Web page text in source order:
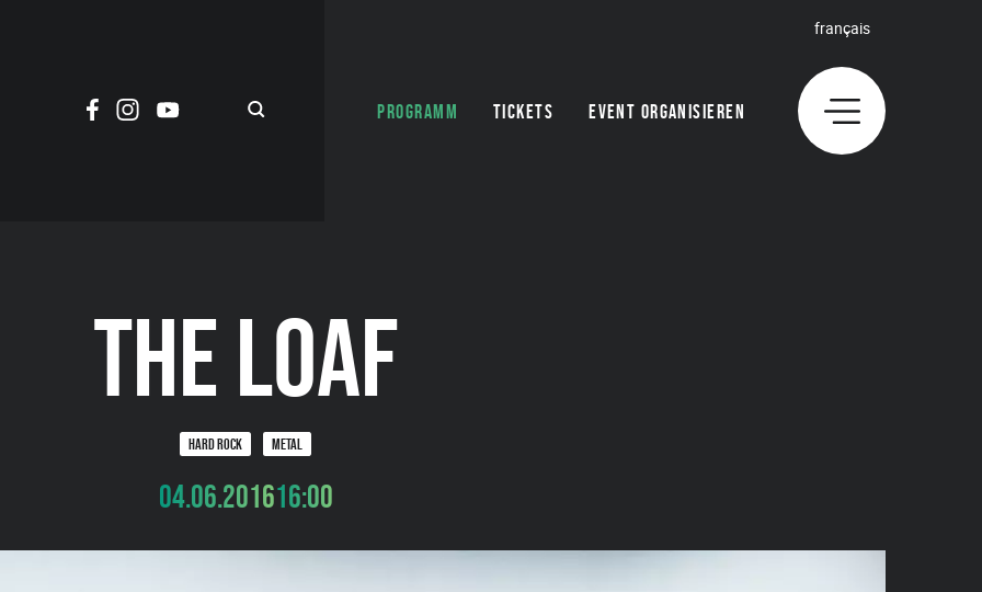
PROGRAMM TICKETS EVENT ORGANISIEREN
français
THE LOAF
HARD ROCK METAL
04.06.201616:00